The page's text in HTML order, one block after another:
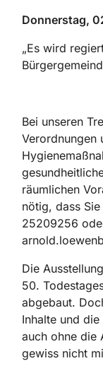
Donnerstag,
„Es wird
Bei unseren
Verordnungen
räumlichen
nötig, dass
25209256
Die
50.
abgebaut.
Inhalte und
auch ohne die
gewiss nicht